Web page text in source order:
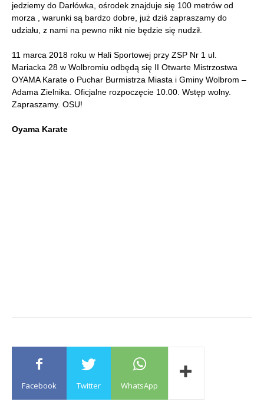
jedziemy do Darłówka, ośrodek znajduje się 100 metrów od
morza , warunki są bardzo dobre, już dziś zapraszamy do
udziału, z nami na pewno nikt nie będzie się nudził.
11 marca 2018 roku w Hali Sportowej przy ZSP Nr 1 ul.
Mariacka 28 w Wolbromiu odbędą się II Otwarte Mistrzostwa
OYAMA Karate o Puchar Burmistrza Miasta i Gminy Wolbrom –
Adama Zielnika. Oficjalne rozpoczęcie 10.00. Wstęp wolny.
Zapraszamy. OSU!
Oyama Karate
Facebook Twitter WhatsApp